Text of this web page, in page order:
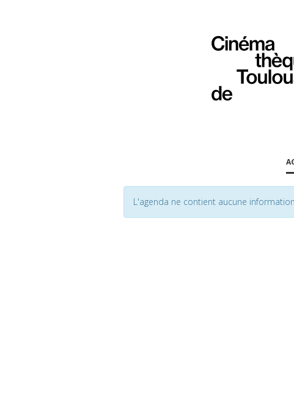
L'agenda ne contient aucune